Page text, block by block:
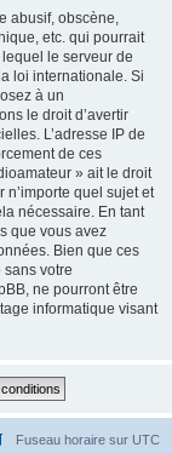
abusif, obscène,
etc. qui pourrait
le serveur de
loi internationale. Si
à un
le droit d’avertir
L’adresse IP de
de ces
» ait le droit
quel sujet et
nécessaire. En tant
que vous avez
Bien que ces
votre
ne pourront être
informatique visant
Fuseau horaire sur UTC